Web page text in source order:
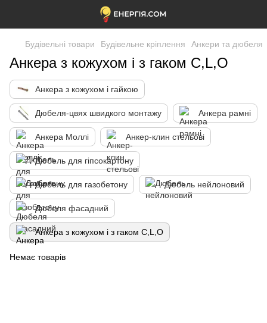
Будівельні товари Будівельне кріплення Анкери та дюбеля
Анкера з кожухом і з гаком C,L,O
Анкера з кожухом і гайкою
Дюбеля-цвях швидкого монтажу Анкера рамні
Анкера Моллі Анкер-клин стельові
Дюбель для гіпсокартону
Дюбель для газобетону Дюбель нейлоновий
Дюбеля фасадний
Анкера з кожухом і з гаком C,L,O
Немає товарів